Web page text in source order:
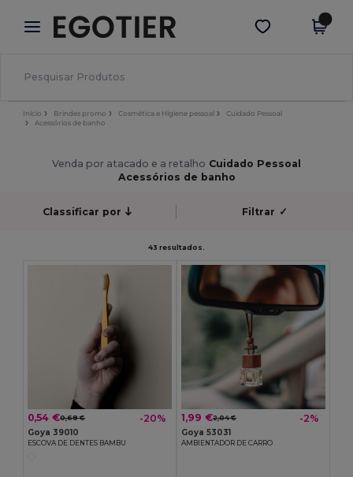
× App Egotier
Melhores preços na app!
Obter app
Início Brindes promo Cosmética e Higiene pessoal
Cuidado Pessoal
Acessórios de banho
Venda por atacado e a retalho Cuidado Pessoal
Acessórios de banho
Classificar por Filtrar ✓
43 resultados.
0,54 €0,68 € -20%
Goya 39010
ESCOVA DE DENTES BAMBU
1,99 €2,04 € -2%
Goya 53031
AMBIENTADOR DE CARRO